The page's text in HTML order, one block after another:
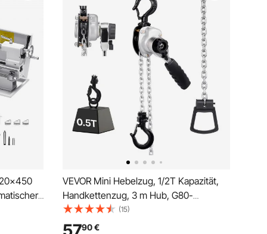
W
VEVOR Mini Hebelzug, 1/2T Kapazität,
Handkettenzug, 3 m Hub, G80-
Stahllegierungskette mit mechanischer
Doppelsperrklinkenbremse, Kettenzug
(15)
90€